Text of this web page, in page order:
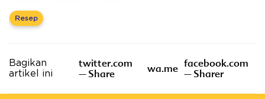
Resep
Bagikan
artikel ini
twitter.com
– Share
wa.me facebook.com
– Sharer